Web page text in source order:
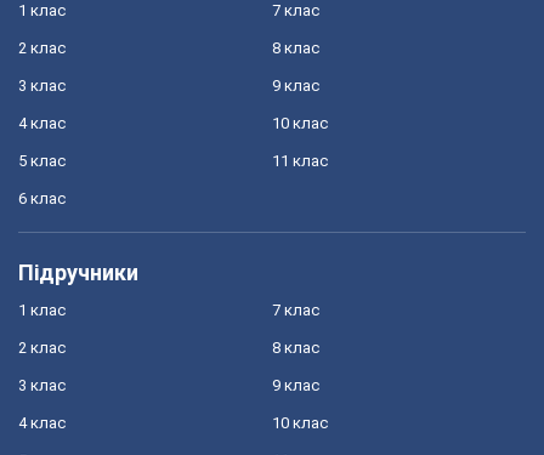
1 клас
2 клас
3 клас
4 клас
5 клас
6 клас
7 клас
8 клас
9 клас
10 клас
11 клас
Підручники
1 клас
2 клас
3 клас
4 клас
7 клас
8 клас
9 клас
10 клас